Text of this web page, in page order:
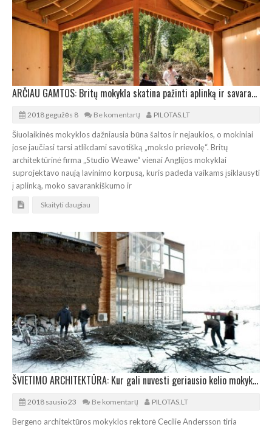
ARČIAU GAMTOS: Britų mokykla skatina pažinti aplinką ir savarankiškumą
2018 gegužės 8 Be komentarų PILOTAS.LT
Šiuolaikinės mokyklos dažniausia būna šaltos ir nejaukios, o mokiniai
jose jaučiasi tarsi atlikdami savotišką „mokslo prievolę“. Britų
architektūrinė firma „Studio Weawe“ vienai Anglijos mokyklai
suprojektavo naują lavinimo korpusą, kuris padeda vaikams įsiklausyti
į aplinką, moko savarankiškumo ir
Skaityti daugiau
ŠVIETIMO ARCHITEKTŪRA: Kur gali nuvesti geriausio kelio mokyklai paieškos?
2018 sausio 23 Be komentarų PILOTAS.LT
Bergeno architektūros mokyklos rektorė Cecilie Andersson tiria